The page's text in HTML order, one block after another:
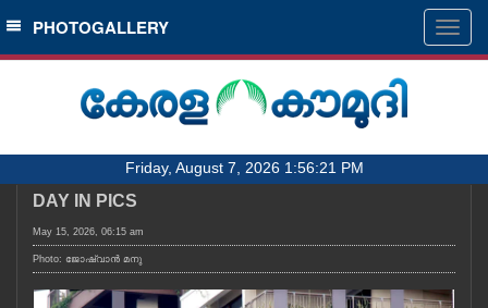
SECTIONS
HOME
NOTIFIED NEWS
KERALA
PHOTOGALLERY
Friday, August 7, 2026 1:56:21 PM
DAY IN PICS
May 15, 2026, 06:15 am
Photo: ജോഷ്‌വാൻ മനു